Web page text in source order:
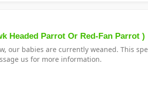
Headed Parrot Or Red-Fan Parrot )
our babies are currently weaned. This
us for more information.